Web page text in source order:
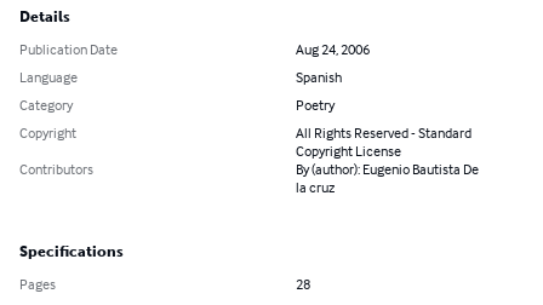
Details
Publication Date
Aug 24, 2006
Language
Spanish
Category
Poetry
Copyright
All Rights Reserved - Standard
Copyright License
Contributors
By (author): Eugenio Bautista De
la cruz
Specifications
Pages
28